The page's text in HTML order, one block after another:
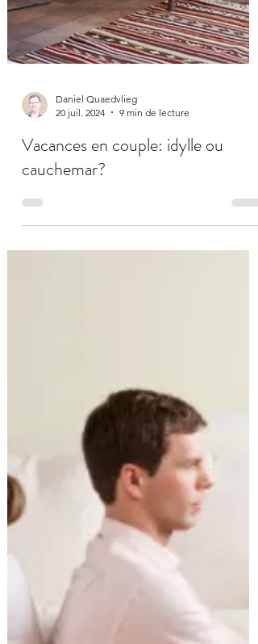
20 juil. 2024
9 min de lecture
Vacances en couple: idylle ou
cauchemar?